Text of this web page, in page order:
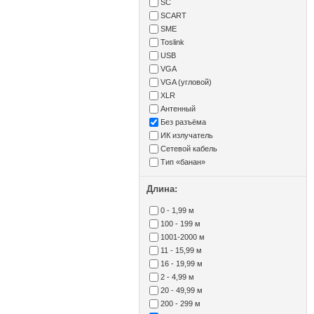
SC
SCART
SME
Toslink
USB
VGA
VGA (угловой)
XLR
Антенный
Без разъёма
ИК излучатель
Сетевой кабель
Тип «банан»
Длина:
0 - 1,99 м
100 - 199 м
1001-2000 м
11 - 15,99 м
16 - 19,99 м
2 - 4,99 м
20 - 49,99 м
200 - 299 м